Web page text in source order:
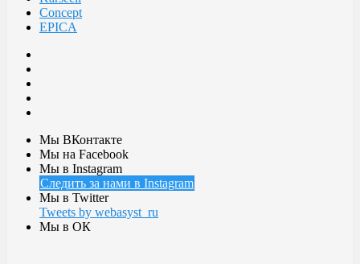
Concept
EPICA
Мы ВКонтакте
Мы на Facebook
Мы в Instagram
Следить за нами в Instagram
Мы в Twitter
Tweets by webasyst_ru
Мы в ОК